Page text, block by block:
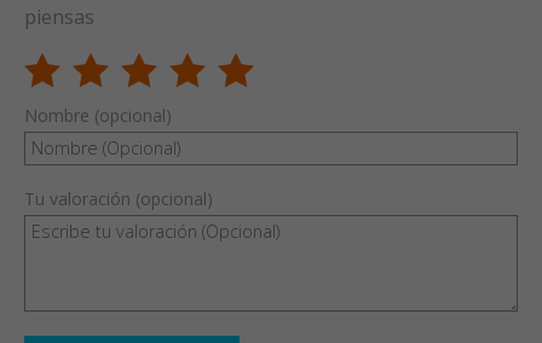
piensas
Nombre (opcional)
Tu valoración (opcional)